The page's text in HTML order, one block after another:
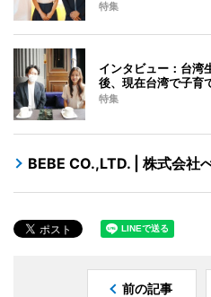
特集
インタビュー：台湾
後、現在台湾で子育
特集
BEBE CO.,LTD. | 株式会社
前の記事